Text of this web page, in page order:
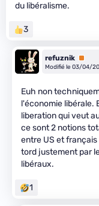
du libéralisme.
3
refuznik
Modifié le 03/04/
Euh non
l'économie libérale.
liberation qui veut
ce sont 2 notions
entre US et
tord justement par
libéraux.
1